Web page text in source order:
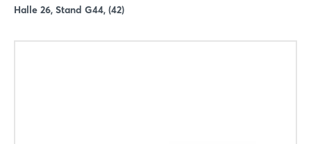
Halle 26, Stand G44, (42)